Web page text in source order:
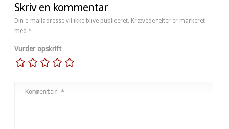
Skriv en kommentar
Din e-mailadresse vil ikke blive publiceret. Krævede felter er markeret
med *
Vurder opskrift